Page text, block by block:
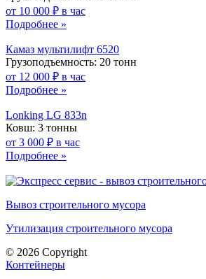
от 10 000 ₽ в час
Подробнее »
Камаз мультилифт 6520
Грузоподъемность: 20 тонн
от 12 000 ₽ в час
Подробнее »
Lonking LG 833n
Ковш: 3 тонны
от 3 000 ₽ в час
Подробнее »
Вывоз строительного мусора
Утилизация строительного мусора
© 2026 Copyright
Контейнеры